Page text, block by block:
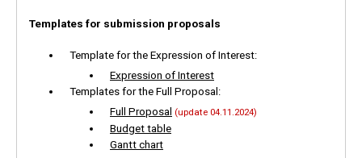
Templates for submission proposals
Template for the Expression of Interest:
Expression of Interest
Templates for the Full Proposal:
Full Proposal (update 04.11.2024)
Budget table
Gantt chart